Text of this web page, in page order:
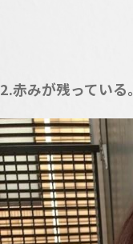
2.赤みが残っている。